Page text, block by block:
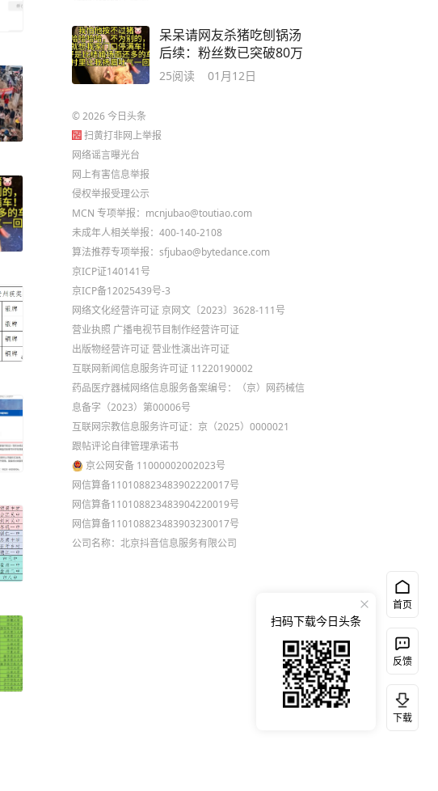
呆呆请网友杀猪吃刨锅汤
后续：粉丝数已突破80万
25阅读 01月12日
©2026今日头条
扫黄打非网上举报
网络谣言曝光台
网上有害信息举报
侵权举报受理公示
MCN 专项举报：mcnjubao@toutiao.com
未成年人相关举报：400-140-2108
算法推荐专项举报：sfjubao@bytedance.com
京ICP证140141号
京ICP备12025439号-3
网络文化经营许可证 京网文〔2023〕3628-111号
营业执照 广播电视节目制作经营许可证
出版物经营许可证 营业性演出许可证
互联网新闻信息服务许可证 11220190002
药品医疗器械网络信息服务备案编号：（京）网药械信
息备字（2023）第00006号
互联网宗教信息服务许可证：京（2025）0000021
跟帖评论自律管理承诺书
京公网安备 11000002002023号
网信算备110108823483902220017号
网信算备110108823483904220019号
网信算备110108823483903230017号
公司名称：北京抖音信息服务有限公司
首页
反馈
下载
扫码下载今日头条